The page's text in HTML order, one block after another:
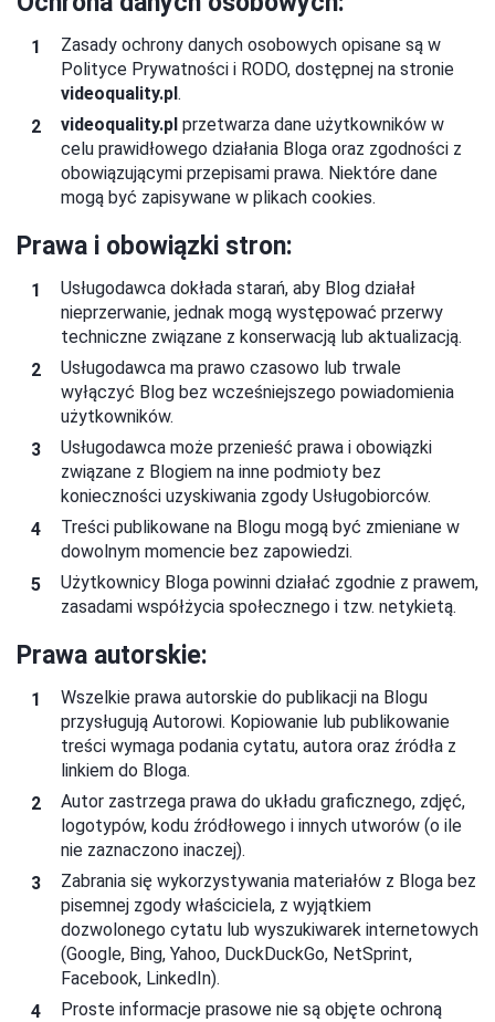
Zasady ochrony danych osobowych opisane są w
Polityce Prywatności i RODO, dostępnej na stronie
videoquality.pl.
videoquality.pl przetwarza dane użytkowników w
celu prawidłowego działania Bloga oraz zgodności z
obowiązującymi przepisami prawa. Niektóre dane
mogą być zapisywane w plikach cookies.
Prawa i obowiązki stron:
Usługodawca dokłada starań, aby Blog działał
nieprzerwanie, jednak mogą występować przerwy
techniczne związane z konserwacją lub aktualizacją.
Usługodawca ma prawo czasowo lub trwale
wyłączyć Blog bez wcześniejszego powiadomienia
użytkowników.
Usługodawca może przenieść prawa i obowiązki
związane z Blogiem na inne podmioty bez
konieczności uzyskiwania zgody Usługobiorców.
Treści publikowane na Blogu mogą być zmieniane w
dowolnym momencie bez zapowiedzi.
Użytkownicy Bloga powinni działać zgodnie z prawem,
zasadami współżycia społecznego i tzw. netykietą.
Prawa autorskie:
Wszelkie prawa autorskie do publikacji na Blogu
przysługują Autorowi. Kopiowanie lub publikowanie
treści wymaga podania cytatu, autora oraz źródła z
linkiem do Bloga.
Autor zastrzega prawa do układu graficznego, zdjęć,
logotypów, kodu źródłowego i innych utworów (o ile
nie zaznaczono inaczej).
Zabrania się wykorzystywania materiałów z Bloga bez
pisemnej zgody właściciela, z wyjątkiem
dozwolonego cytatu lub wyszukiwarek internetowych
(Google, Bing, Yahoo, DuckDuckGo, NetSprint,
Facebook, LinkedIn).
Proste informacje prasowe nie są objęte ochroną